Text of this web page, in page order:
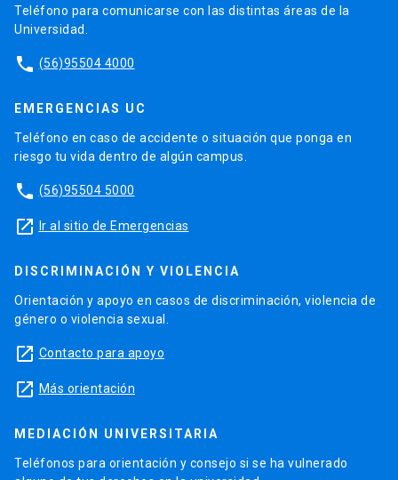
Teléfono para comunicarse con las distintas áreas de la
Universidad.
phone (56)95504 4000
EMERGENCIAS UC
Teléfono en caso de accidente o situación que ponga en
riesgo tu vida dentro de algún campus.
phone (56)95504 5000
launch Ir al sitio de Emergencias
DISCRIMINACIÓN Y VIOLENCIA
Orientación y apoyo en casos de discriminación, violencia de
género o violencia sexual.
launch Contacto para apoyo
launch Más orientación
MEDIACIÓN UNIVERSITARIA
Teléfonos para orientación y consejo si se ha vulnerado